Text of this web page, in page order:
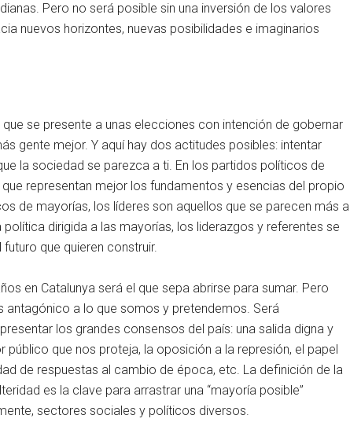
Pero no será posible sin una inversión de los valores
nuevos horizontes, nuevas posibilidades e imaginarios
se presente a unas elecciones con intención de gobernar
gente mejor. Y aquí hay dos actitudes posibles: intentar
la sociedad se parezca a ti. En los partidos políticos de
representan mejor los fundamentos y esencias del propio
de mayorías, los líderes son aquellos que se parecen más a
dirigida a las mayorías, los liderazgos y referentes se
que quieren construir.
en Catalunya será el que sepa abrirse para sumar. Pero
antagónico a lo que somos y pretendemos. Será
los grandes consensos del país: una salida digna y
público que nos proteja, la oposición a la represión, el papel
de respuestas al cambio de época, etc. La definición de la
es la clave para arrastrar una “mayoría posible”
sectores sociales y políticos diversos.